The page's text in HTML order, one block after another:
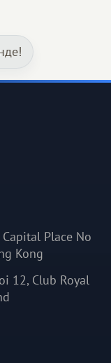
Place No
Kong
12, Club Royal